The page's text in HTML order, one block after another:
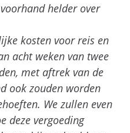
helder over
kosten voor reis en
acht weken van twee
met aftrek van de
ook zouden worden
We zullen even
deze vergoeding